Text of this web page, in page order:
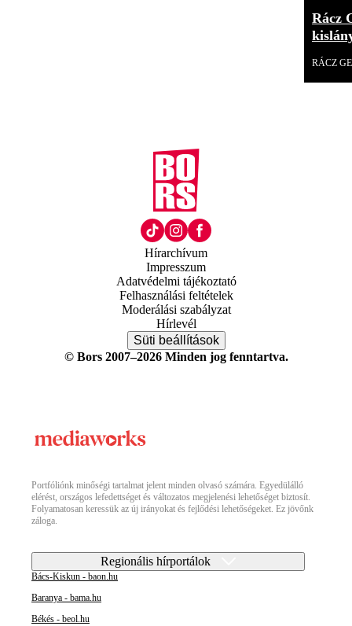
Rácz
RÁCZ
Hírarchívum
Impresszum
Adatvédelmi tájékoztató
Felhasználási feltételek
Moderálási szabályzat
Hírlevél
Süti beállítások
© Bors 2007–2026 Minden jog fenntartva.
Portfóliónk minőségi tartalmat jelent minden olvasó számára. Egyedülálló
elérést, országos lefedettséget és változatos megjelenési lehetőséget biztosít.
Folyamatosan keressük az új irányokat és fejlődési lehetőségeket. Ez jövőnk
záloga.
Regionális hírportálok
Bács-Kiskun - baon.hu
Baranya - bama.hu
Békés - beol.hu